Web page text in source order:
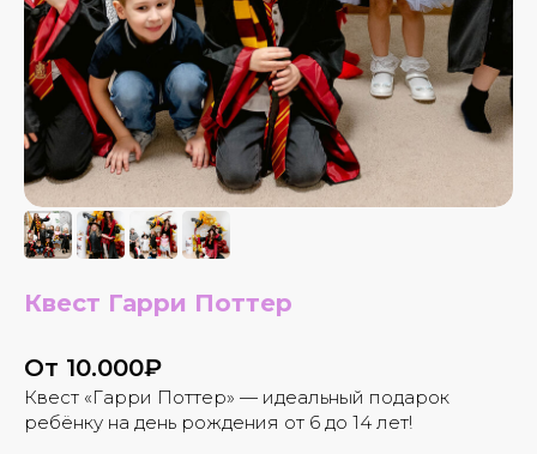
Квест Гарри Поттер
От 10.000₽
Квест «Гарри Поттер» — идеальный подарок
ребёнку на день рождения от 6 до 14 лет!